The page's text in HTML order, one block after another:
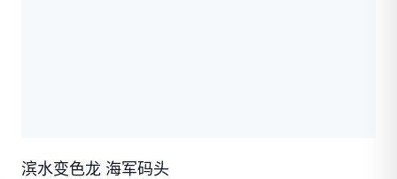
滨水变色龙 海军码头